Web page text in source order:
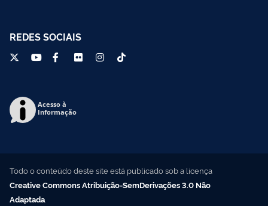
REDES SOCIAIS
Acesso à
Informação
Todo o conteúdo deste site está publicado sob a licença
Creative Commons Atribuição-SemDerivações 3.0 Não
Adaptada